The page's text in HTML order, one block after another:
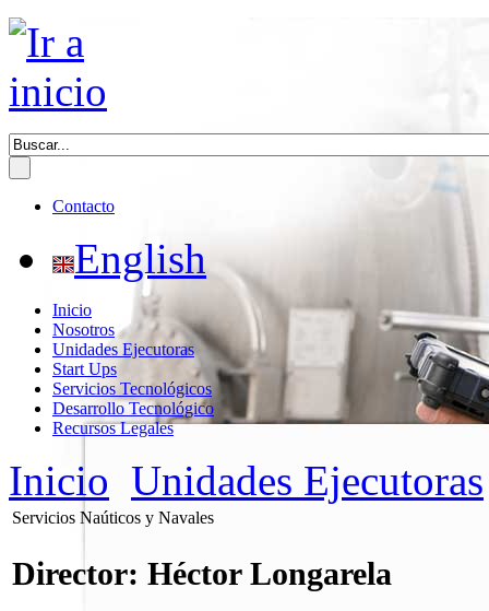
Contacto
English
Inicio
Nosotros
Unidades Ejecutoras
Start Ups
Servicios Tecnológicos
Desarrollo Tecnológico
Recursos Legales
Inicio Unidades Ejecutoras
Servicios Naúticos y Navales
Director: Héctor Longarela